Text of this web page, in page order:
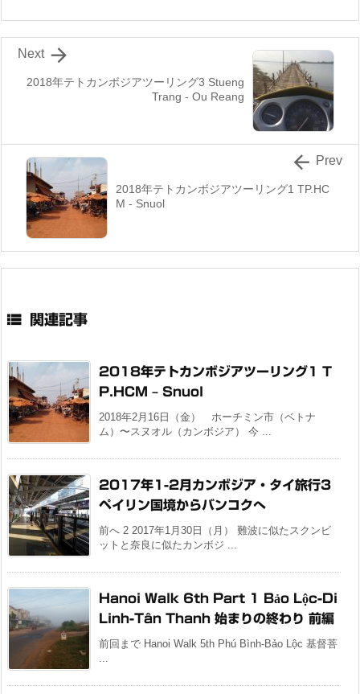
2018年テトカンボジアツーリング3 Stueng
Trang - Ou Reang

Next
2018年テトカンボジアツーリング1 TP.HC
M - Snuol
 Prev
 関連記事
2018年テトカンボジアツーリング1 T
P.HCM – Snuol
2018年2月16日（金） ホーチミン市（ベトナ
ム）〜スヌオル（カンボジア） 今 ...
2017年1-2月カンボジア・タイ旅行3
ペイリン国境からバンコクへ
前へ 2 2017年1月30日（月） 難波に似たスクンビ
ットと奈良に似たカンボジ ...
Hanoi Walk 6th Part 1 Bảo Lộc-Di
Linh-Tân Thanh 始まりの終わり 前編
前回まで Hanoi Walk 5th Phú Bình-Bảo Lộc 基督菩
...